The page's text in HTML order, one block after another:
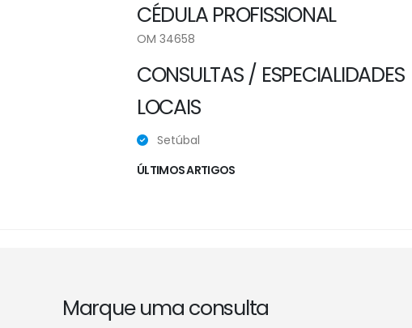
CÉDULA PROFISSIONAL
OM 34658
CONSULTAS / ESPECIALIDADES
LOCAIS
Setúbal
ÚLTIMOS ARTIGOS
Marque uma consulta